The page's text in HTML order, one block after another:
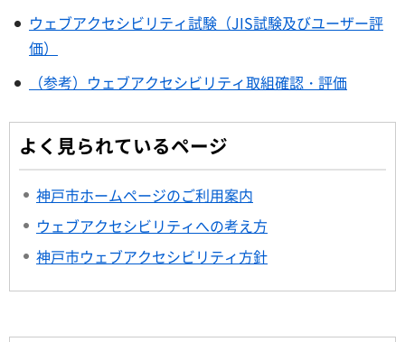
ウェブアクセシビリティ試験（JIS試験及びユーザー評
価）
（参考）ウェブアクセシビリティ取組確認・評価
よく見られているページ
神戸市ホームページのご利用案内
ウェブアクセシビリティへの考え方
神戸市ウェブアクセシビリティ方針